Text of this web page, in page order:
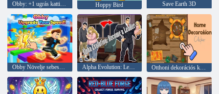
Obby: +1 ugrás kattintásonként Hoppy Bird Save Earth 3D
Obby Növelje sebességét! Alpha Evolution: Legyen vezető Otthoni dekorációs kattintó